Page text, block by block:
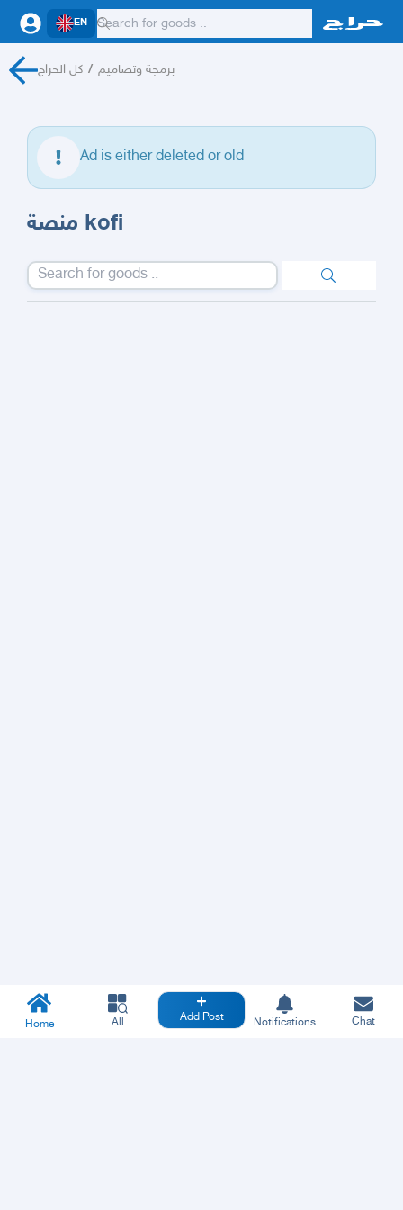
EN
كل الحراج / برمجة وتصاميم
Ad is either deleted or old
منصة kofi
Home All Add Post Notifications Chat